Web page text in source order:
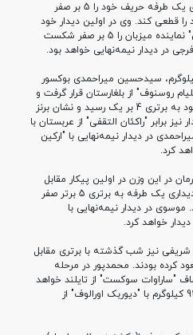
نماینده یمن مبارزه کرد و در دیداری یک طرفه حریف خود را 5 بر صفر
قطعی کند. وی در اولین دیدار خود
نیز موفق شده بود "حسن الفتحلی" نماینده میزبان را 5 بر صفر شکست
در دیدار نیمه‌نهایی خواهد بود.
یک‌چهارم نهایی وزن 80 کیلوگرم، سیدحسین میراحمدی بوکسور
روسنوف" از بلغارستان قرار گرفت و
در دیداری تماشایی مقابل حریف خود به برتری 4 بر یک رسید و نشان برنز
برابر "راکئان التقفی" از عربستان با
در دیدار نیمه‌نهایی با "ارکین
کرد.
در این وزن در اولین پیکار مقابل
از چین در دیداری یک طرفه به برتری 5 برتر صفر
در دیدار نیمه‌نهایی با
خواهد کرد.
نیز شب گذشته با برتری مقابل
کرده بودند. محمدپور در مرحله
به مصاف "ساراوات سوکست" از تایلند خواهد
رفت و طوفان شریفی نیز در وزن 92 کیلوگرم با "دیوربک اورالوف" از